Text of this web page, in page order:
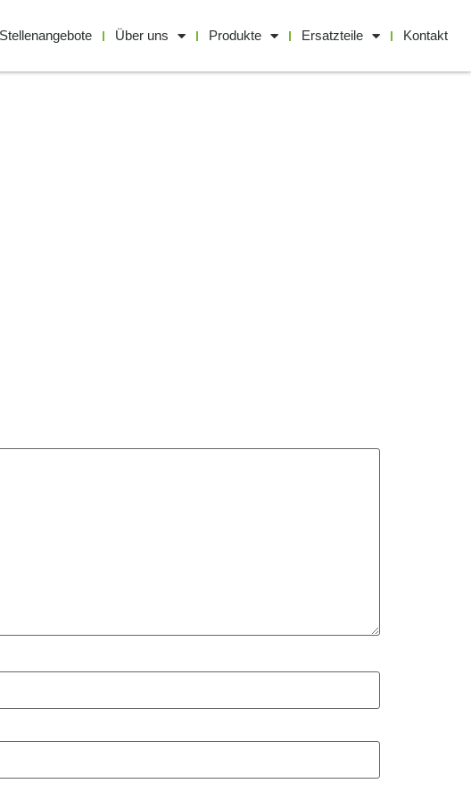
Stellenangebote Über uns Produkte Ersatzteile Kontakt